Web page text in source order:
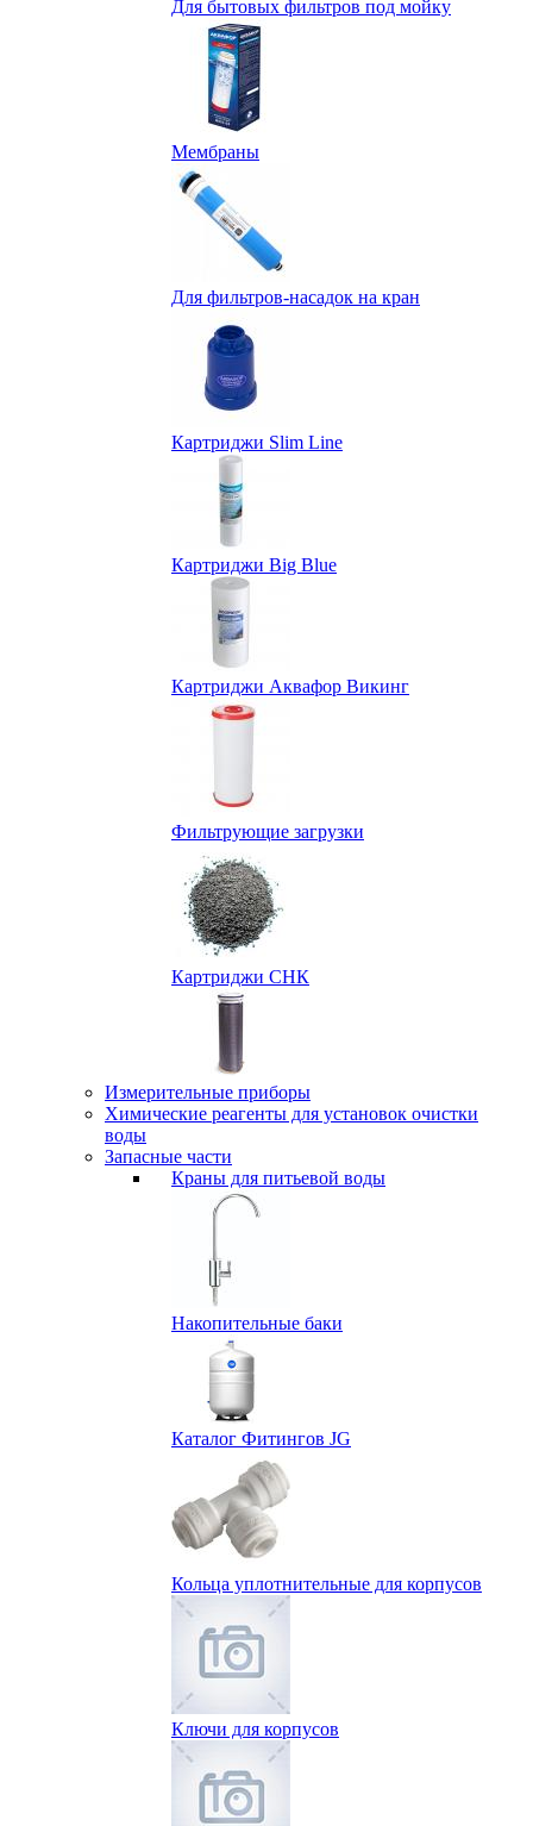
Для бытовых фильтров под мойку
Мембраны
Для фильтров-насадок на кран
Картриджи Slim Line
Картриджи Big Blue
Картриджи Аквафор Викинг
Фильтрующие загрузки
Картриджи СНК
Измерительные приборы
Химические реагенты для установок очистки
воды
Запасные части
Краны для питьевой воды
Накопительные баки
Каталог Фитингов JG
Кольца уплотнительные для корпусов
Ключи для корпусов